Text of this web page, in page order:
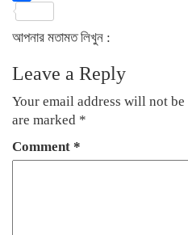
আপনার মতামত লিখুন :
Leave a Reply
Your email address will not
are marked *
Comment *